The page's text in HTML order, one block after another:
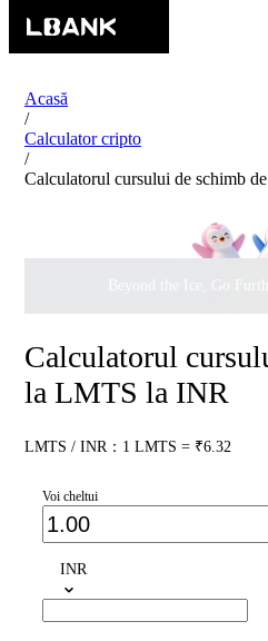
Acasă
/
Calculator cripto
/
Calculatorul cursului de schimb
Beyond the Ice, Go
Calculatorul
la LMTS la INR
LMTS / INR：1 LMTS = ₹6.32
Voi cheltui
INR